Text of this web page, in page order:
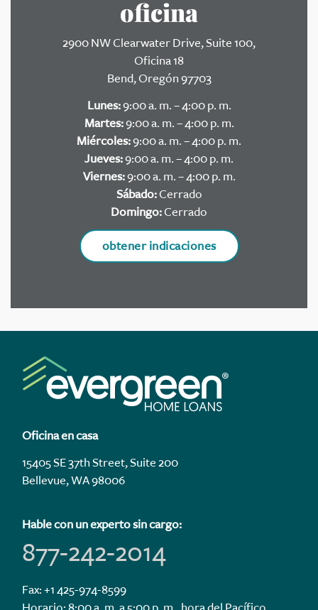
oficina
2900 NW Clearwater Drive, Suite 100,
Oficina 18
Bend, Oregón 97703
Lunes:9:00 a. m. – 4:00 p. m.
Martes:9:00 a. m. – 4:00 p. m.
Miércoles:9:00 a. m. – 4:00 p. m.
Jueves:9:00 a. m. – 4:00 p. m.
Viernes:9:00 a. m. – 4:00 p. m.
Sábado:Cerrado
Domingo:Cerrado
obtener indicaciones
Oficina en casa
15405 SE 37th Street, Suite 200
Bellevue, WA 98006
Hable con un experto sin cargo:
877-242-2014
Fax: +1 425-974-8599